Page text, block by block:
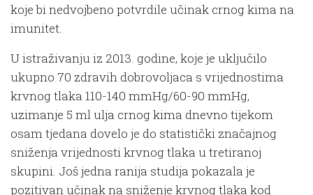
koje bi nedvojbeno potvrdile učinak crnog kima na
imunitet.
U istraživanju iz 2013. godine, koje je uključilo
ukupno 70 zdravih dobrovoljaca s vrijednostima
krvnog tlaka 110-140 mmHg/60-90 mmHg,
uzimanje 5 ml ulja crnog kima dnevno tijekom
osam tjedana dovelo je do statistički značajnog
sniženja vrijednosti krvnog tlaka u tretiranoj
skupini. Još jedna ranija studija pokazala je
pozitivan učinak na sniženje krvnog tlaka kod